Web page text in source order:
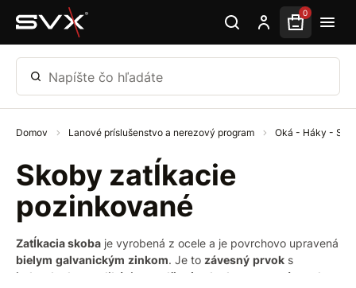
Preskočiť na hlavný obsah 0
Napíšte čo hľadáte
Domov Lanové príslušenstvo a nerezový program Oká - Háky -
Skoby zatĺkacie
pozinkované
Zatĺkacia skoba je vyrobená z ocele a je povrchovo upravená
bielym galvanickým zinkom. Je to závesný prvok s
jednoduchou aplikáciou zatlčením do dreva
poréznych